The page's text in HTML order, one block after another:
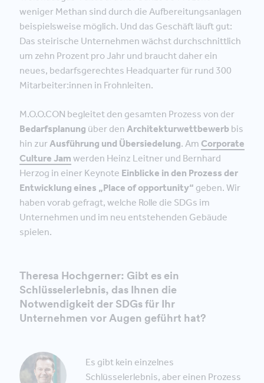
weniger Methan sind durch die Aufbereitungsanlagen
beispielsweise möglich. Und das Geschäft läuft gut:
Das steirische Unternehmen wächst durchschnittlich
um zehn Prozent pro Jahr und braucht daher ein
neues, bedarfsgerechtes Headquarter für rund 300
Mitarbeiter:innen in Frohnleiten.
M.O.O.CON begleitet den gesamten Prozess von der
Bedarfsplanung über den Architekturwettbewerb bis
hin zur Ausführung und Übersiedelung. Am Corporate
Culture Jam werden Heinz Leitner und Bernhard
Herzog in einer Keynote Einblicke in den Prozess der
Entwicklung eines „Place of opportunity“ geben. Wir
haben vorab gefragt, welche Rolle die SDGs im
Unternehmen und im neu entstehenden Gebäude
spielen.
Theresa Hochgerner: Gibt es ein
Schlüsselerlebnis, das Ihnen die
Notwendigkeit der SDGs für Ihr
Unternehmen vor Augen geführt hat?
Es gibt kein einzelnes
Schlüsselerlebnis, aber einen Prozess